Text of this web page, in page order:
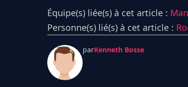
Équipe(s) liée(s) à cet article :
Personne(s) lié(s) à cet article :
parKenneth Bosse